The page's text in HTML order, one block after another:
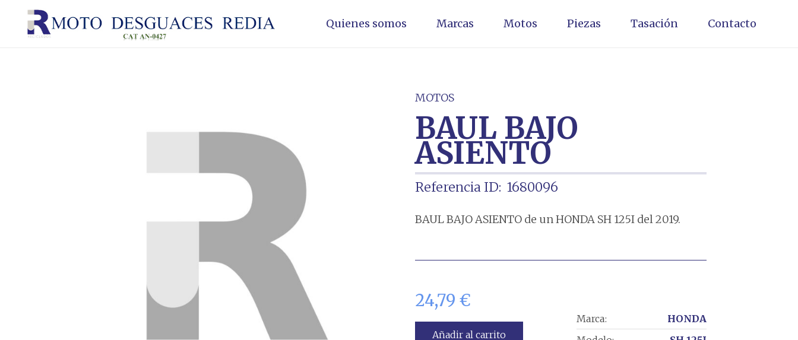
Quienes somos Marcas Motos Piezas Tasación Contacto
MOTOS
BAUL BAJO
ASIENTO
Referencia ID: 1680096
BAUL BAJO ASIENTO de un HONDA SH 125I del 2019.
24,79 €
Añadir al carrito
Marca:
HONDA